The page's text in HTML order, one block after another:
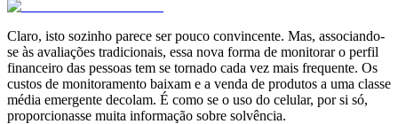
Claro, isto sozinho parece ser pouco convincente. Mas, associando-
se às avaliações tradicionais, essa nova forma de monitorar o perfil
financeiro das pessoas tem se tornado cada vez mais frequente. Os
custos de monitoramento baixam e a venda de produtos a uma classe
média emergente decolam. É como se o uso do celular, por si só,
proporcionasse muita informação sobre solvência.